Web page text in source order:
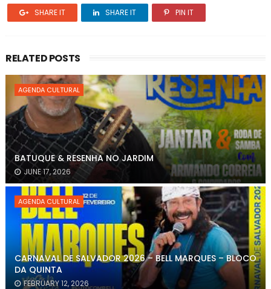
SHARE IT SHARE IT PIN IT
RELATED POSTS
AGENDA CULTURAL
BATUQUE & RESENHA NO JARDIM
JUNE 17, 2026
AGENDA CULTURAL
CARNAVAL DE SALVADOR 2026 – BELL MARQUES – BLOCO
DA QUINTA
FEBRUARY 12, 2026